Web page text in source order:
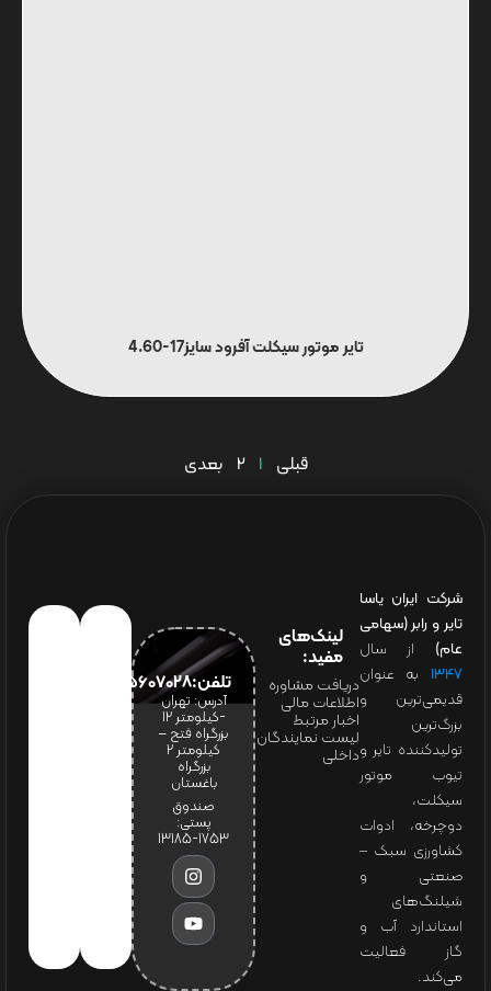
تایر موتور سیکلت آفرود سایز17-4.60
قبلی 1
2 بعدی
شرکت ایران یاسا
تایر و رابر (سهامی
عام) از سال
۱۳۴۷ به عنوان
قدیمی‌ترین و
بزرگ‌ترین
تولیدکننده تایر و
تیوب موتور
سیکلت،
دوچرخه، ادوات
کشاورزی سبک –
صنعتی و
شیلنگ‌های
استاندارد آب و
گاز فعالیت
می‌کند.
لینک‌های
مفید:
دریافت مشاوره
اطلاعات مالی
اخبار مرتبط
لیست نمایندگان
داخلی
تلفن:65607028(021)
آدرس: تهران
-کیلومتر 12
بزرگراه فتح –
کیلومتر ۲
بزرگراه
باغستان
صندوق
پستی:
1753-13185